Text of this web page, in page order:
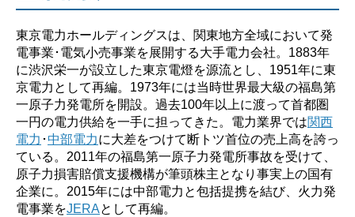
東京電力ホールディングスは、関東地方全域において発
電事業･電気小売事業を展開する大手電力会社。1883年
に渋沢栄一が設立した東京電燈を源流とし、1951年に東
京電力として再編。1973年には当時世界最大級の福島第
一原子力発電所を開設。過去100年以上に渡って首都圏
一円の電力供給を一手に担ってきた。電力業界では関西
電力 ･中部電力に大差をつけて断トツ首位の売上高を誇っ
ている。2011年の福島第一原子力発電所事故を受けて、
原子力損害賠償支援機構が筆頭株主となり事実上の国有
企業に。2015年には中部電力と包括提携を結び、火力発
電事業をJERAとして再編。